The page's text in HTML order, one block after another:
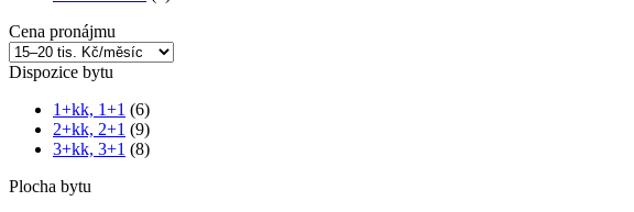
Cena pronájmu
Dispozice bytu
1+kk, 1+1 (6)
2+kk, 2+1 (9)
3+kk, 3+1 (8)
Plocha bytu